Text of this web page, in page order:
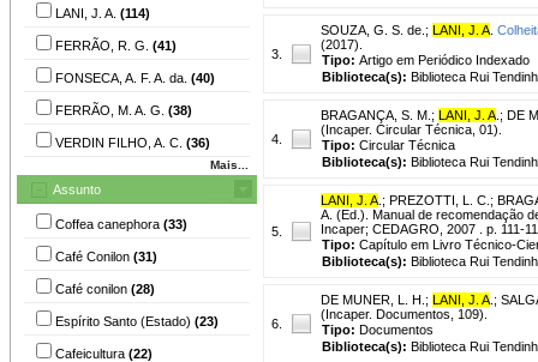
LANI, J. A. (114)
FERRÃO, R. G. (41)
FONSECA, A. F. A. da. (40)
FERRÃO, M. A. G. (38)
VERDIN FILHO, A. C. (36)
Mais...
Assunto
Coffea canephora (33)
Café Conilon (31)
Café conilon (28)
Espírito Santo (Estado) (23)
Cafeicultura (22)
3.
SOUZA, G. S. de. ; LANI, J. A
(2017).
Tipo: Artigo em Periódico Indexado
Biblioteca(s): Biblioteca Rui
4.
BRAGANÇA, S. M. ; LANI, J. A ; DE
(Incaper. Circular Técnica, 01).
Tipo: Circular Técnica
Biblioteca(s): Biblioteca Rui
5.
LANI, J. A ; PREZOTTI, L. C. ;
A. (Ed.). Manual de recomendação
Incaper; CEDAGRO, 2007 . p. 111-
Tipo: Capítulo em Livro Técnico-
Biblioteca(s): Biblioteca Rui
6.
DE MUNER, L. H. ; LANI, J. A ;
(Incaper. Documentos, 109).
Tipo: Documentos
Biblioteca(s): Biblioteca Rui